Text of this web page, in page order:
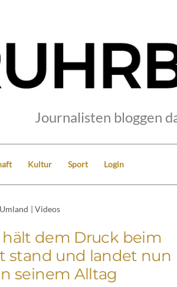
Journalisten bloggen
Kultur Sport Login
Umland | Videos
hält dem Druck beim
stand und landet nun
seinem Alltag